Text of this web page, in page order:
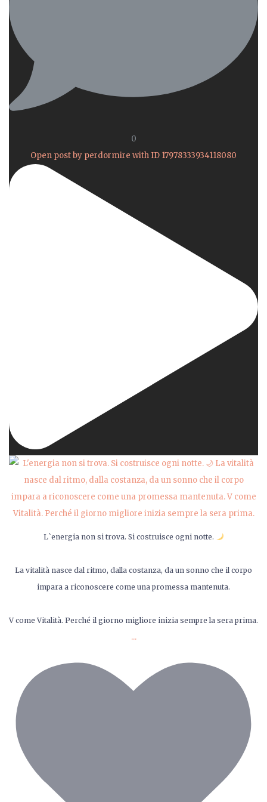
0
Open post by perdormire with ID 17978333934118080
L`energia non si trova. Si costruisce ogni notte.
La vitalità nasce dal ritmo, dalla costanza, da un sonno che il corpo
impara a riconoscere come una promessa mantenuta.
V come Vitalità. Perché il giorno migliore inizia sempre la sera prima.
...